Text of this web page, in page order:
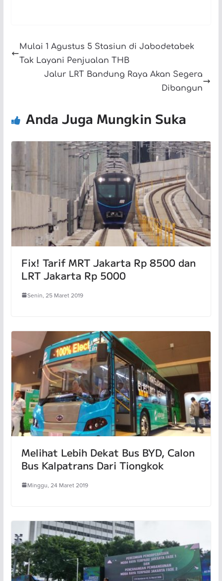
Mulai 1 Agustus 5 Stasiun di Jabodetabek
Tak Layani Penjualan THB
Jalur LRT Bandung Raya Akan Segera
Dibangun
Anda Juga Mungkin Suka
Fix! Tarif MRT Jakarta Rp 8500 dan
LRT Jakarta Rp 5000
Senin, 25 Maret 2019
Melihat Lebih Dekat Bus BYD, Calon
Bus Kalpatrans Dari Tiongkok
Minggu, 24 Maret 2019